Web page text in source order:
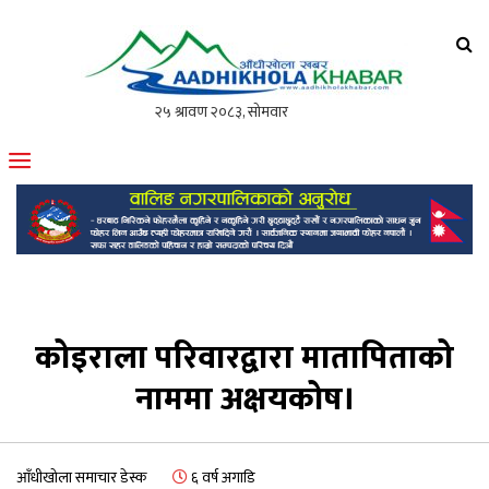
मोफसलकै लोकप्रिय अनलाइन पत्रिका
कोइराला परिवारद्वारा मातापिताको
नाममा अक्षयकोष।
आँधीखोला समाचार डेस्क ६ वर्ष अगाडि